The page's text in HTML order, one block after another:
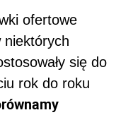
ofertowe
niektórych
się do
rok do roku